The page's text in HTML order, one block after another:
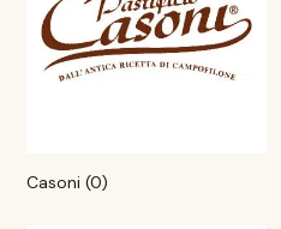
Casoni (0)